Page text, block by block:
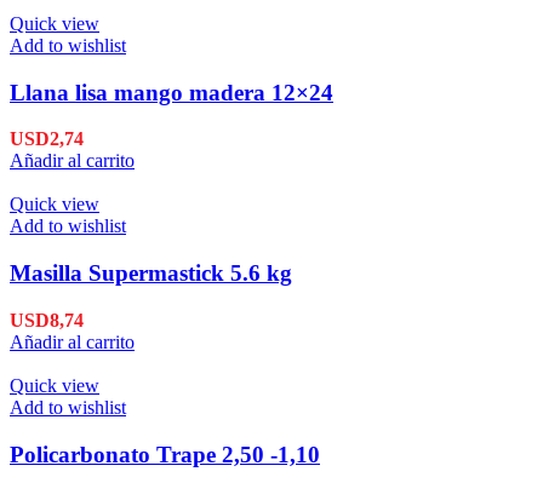
Quick view
Add to wishlist
Llana lisa mango madera 12×24
USD2,74
Añadir al carrito
Quick view
Add to wishlist
Masilla Supermastick 5.6 kg
USD8,74
Añadir al carrito
Quick view
Add to wishlist
Policarbonato Trape 2,50 -1,10